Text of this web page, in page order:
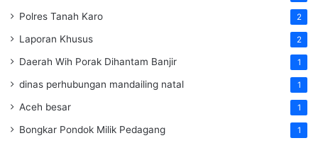
Polres Tanah Karo 2
Laporan Khusus 2
Daerah Wih Porak Dihantam Banjir 1
dinas perhubungan mandailing natal 1
Aceh besar 1
Bongkar Pondok Milik Pedagang 1